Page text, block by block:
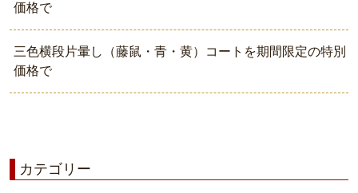
価格で
三色横段片暈し（藤鼠・青・黄）コートを期間限定の特別
価格で
カテゴリー